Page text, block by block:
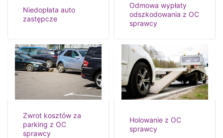
Niedopłata auto
zastępcze
Odmowa wypłaty
odszkodowania z OC
sprawcy
Zwrot kosztów za
parking z OC
sprawcy
Holowanie z OC
sprawcy